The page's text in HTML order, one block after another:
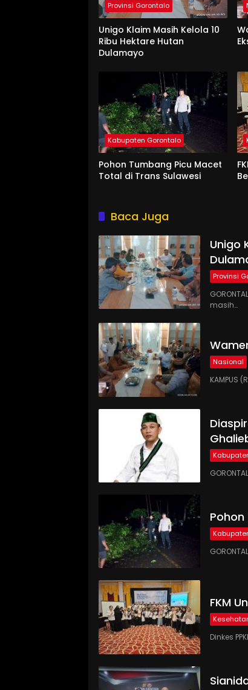
Provinsi Gorontalo
Unigo Klaim Masih Kelola 10
Ribu Hektare Hutan
Dulamayo
Kabupaten Gorontalo
Pohon Tumbang Picu Macet
Total di Trans Sulawesi
Baca Juga
Unigo
Provinsi
masih…
Nasional
KAMPUS
FKM
Dinkes